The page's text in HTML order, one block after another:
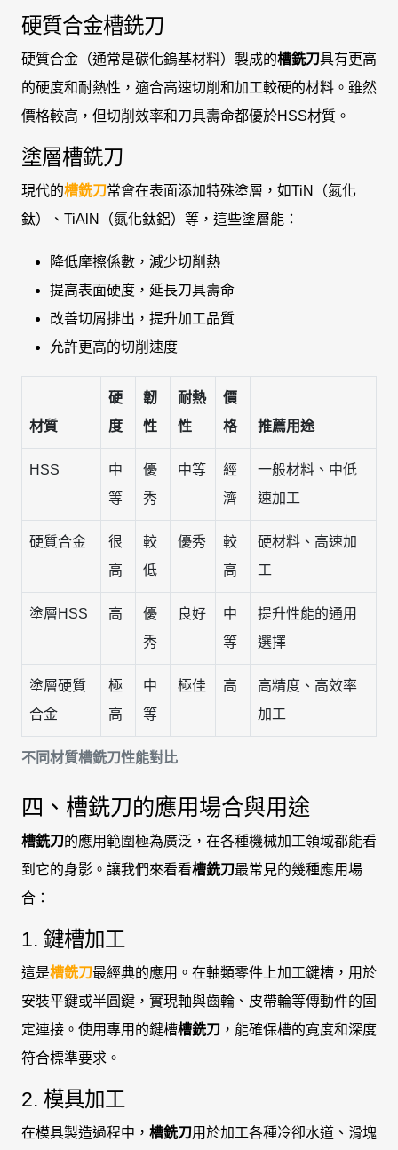
硬質合金槽銑刀
硬質合金（通常是碳化鎢基材料）製成的槽銑刀具有更高
的硬度和耐熱性，適合高速切削和加工較硬的材料。雖然
價格較高，但切削效率和刀具壽命都優於HSS材質。
塗層槽銑刀
現代的槽銑刀常會在表面添加特殊塗層，如TiN（氮化
鈦）、TiAlN（氮化鈦鋁）等，這些塗層能：
降低摩擦係數，減少切削熱
提高表面硬度，延長刀具壽命
改善切屑排出，提升加工品質
允許更高的切削速度
不同材質槽銑刀性能對比
材質
硬
度
韌
性
耐熱
性
價
格
推薦用途
HSS
中
等
優
秀
中等
經
濟
一般材料、中低
速加工
硬質合金
很
高
較
低
優秀
較
高
硬材料、高速加
工
塗層HSS 高
優
秀
良好
中
等
提升性能的通用
選擇
塗層硬質
合金
極
高
中
等
極佳 高
高精度、高效率
加工
四、槽銑刀的應用場合與用途
槽銑刀的應用範圍極為廣泛，在各種機械加工領域都能看
到它的身影。讓我們來看看槽銑刀最常見的幾種應用場
合：
1. 鍵槽加工
這是槽銑刀最經典的應用。在軸類零件上加工鍵槽，用於
安裝平鍵或半圓鍵，實現軸與齒輪、皮帶輪等傳動件的固
定連接。使用專用的鍵槽槽銑刀 ，能確保槽的寬度和深度
符合標準要求。
2. 模具加工
在模具製造過程中， 槽銑刀用於加工各種冷卻水道、滑塊